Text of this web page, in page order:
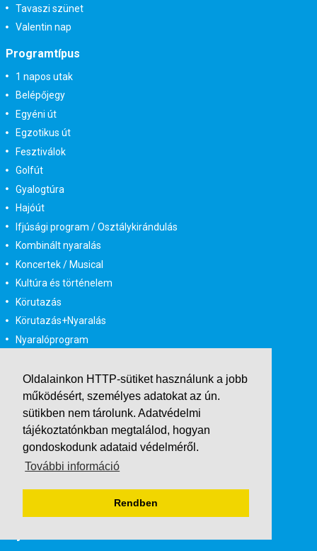
Oldalainkon HTTP-sütiket használunk a jobb
működésért, személyes adatokat az ún.
sütikben nem tárolunk. Adatvédelmi
tájékoztatónkban megtalálod, hogyan
gondoskodunk adataid védelméről.
További információ
Rendben
Tavaszi szünet
Valentin nap
Programtípus
1 napos utak
Belépőjegy
Egyéni út
Egzotikus út
Fesztiválok
Golfút
Gyalogtúra
Hajóút
Ifjúsági program / Osztálykirándulás
Kombinált nyaralás
Koncertek / Musical
Kultúra és történelem
Körutazás
Körutazás+Nyaralás
Nyaralóprogram
Sport mérkőzések
Sportos kirándulások
Tematikus út
Tengerparti esküvő
Természeti csodák
Városlátogatás
Városnéző programok